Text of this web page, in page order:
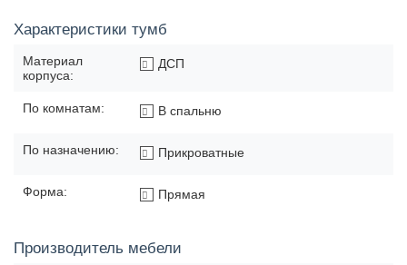
Характеристики тумб
Материал
корпуса:
ДСП
По комнатам: В спальню
По назначению: Прикроватные
Форма: Прямая
Производитель мебели